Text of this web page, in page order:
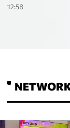
12:58